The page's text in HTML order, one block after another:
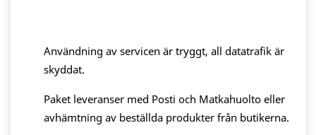
Användning av servicen är tryggt, all datatrafik är
skyddat.
Paket leveranser med Posti och Matkahuolto eller
avhämtning av beställda produkter från butikerna.